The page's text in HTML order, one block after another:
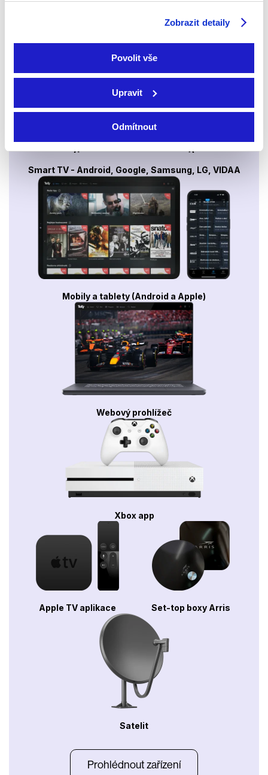
Zobrazit detaily
Povolit vše
Upravit
Odmítnout
po celé EU, a to až na 6 zařízeních.
Smart TV - Android, Google, Samsung, LG, VIDAA
Mobily a tablety (Android a Apple)
Webový prohlížeč
Xbox app
Apple TV aplikace Set-top boxy Arris
Satelit
Prohlédnout zařízení